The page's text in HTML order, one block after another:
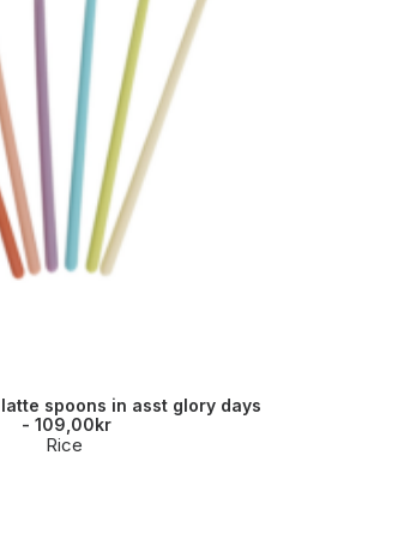
spoons in asst glory days
109,00kr
Rice